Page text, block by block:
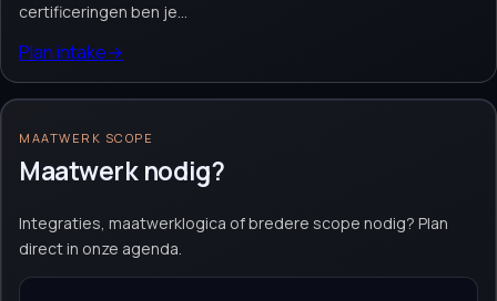
certificeringen ben je...
Plan intake→
MAATWERK SCOPE
Maatwerk nodig?
Integraties, maatwerklogica of bredere scope nodig? Plan
direct in onze agenda.